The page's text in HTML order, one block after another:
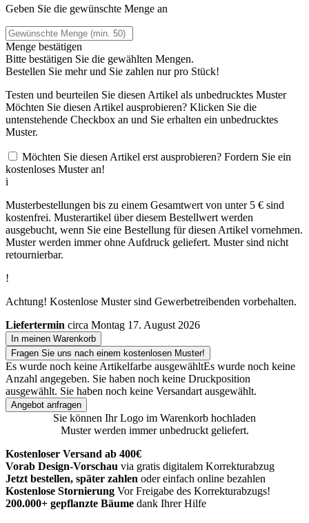
Geben Sie die gewünschte Menge an
Menge bestätigen
Bitte bestätigen Sie die gewählten Mengen.
Bestellen Sie mehr und Sie zahlen nurpro Stück!
Testen und beurteilen Sie diesen Artikel als unbedrucktes Muster
Möchten Sie diesen Artikel ausprobieren? Klicken Sie die
untenstehende Checkbox an und Sie erhalten ein unbedrucktes
Muster.
Möchten Sie diesen Artikel erst ausprobieren? Fordern Sie ein
kostenloses Muster an!
i
Musterbestellungen bis zu einem Gesamtwert von unter 5 € sind
kostenfrei. Musterartikel über diesem Bestellwert werden
ausgebucht, wenn Sie eine Bestellung für diesen Artikel vornehmen.
Muster werden immer ohne Aufdruck geliefert. Muster sind nicht
retournierbar.
!
Achtung! Kostenlose Muster sind Gewerbetreibenden vorbehalten.
Liefertermin circa Montag 17. August 2026
In meinen Warenkorb
Fragen Sie uns nach einem kostenlosen Muster!
Es wurde noch keine Artikelfarbe ausgewähltEs wurde noch keine
Anzahl angegeben. Sie haben noch keine Druckposition
ausgewählt. Sie haben noch keine Versandart ausgewählt.
Angebot anfragen
Sie können Ihr Logo im Warenkorb hochladen
Muster werden immer unbedruckt geliefert.
Kostenloser Versand ab 400€
Vorab Design-Vorschau via gratis digitalem Korrekturabzug
Jetzt bestellen, später zahlen oder einfach online bezahlen
Kostenlose Stornierung Vor Freigabe des Korrekturabzugs!
200.000+ gepflanzte Bäume dank Ihrer Hilfe